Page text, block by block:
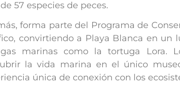
57 especies de peces.
forma parte del Programa de
convirtiendo a Playa Blanca en un
marinas como la tortuga Lora.
la vida marina en el único
única de conexión con los